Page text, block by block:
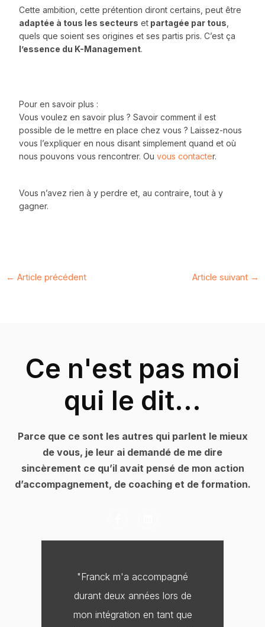
Cette ambition, cette prétention diront certains, peut être
adaptée à tous les secteurs etpartagée par tous
quels que soient ses origines et ses partis pris. C’est ça
l’essence du K-Management.
Pour en savoir plus :
Vous voulez en savoir plus ? Savoir comment il est
possible de le mettre en place chez vous ? Laissez-nous
vous l’expliquer en nous disant simplement quand et où
nous pouvons vous rencontrer. Ou vous contacter.
Vous n’avez rien à y perdre et, au contraire, tout à y
gagner.
← Article précédent Article suivant →
Ce n'est pas moi
qui le dit...
Parce que ce sont les autres qui parlent le mieux
de vous, je leur ai demandé de me dire
sincèrement ce qu’il avait pensé de mon action
d’accompagnement, de coaching et de formation.
e
o
k
f
k
n
"Franck m'a accompagné
durant deux années lors de
mon intégration en tant que